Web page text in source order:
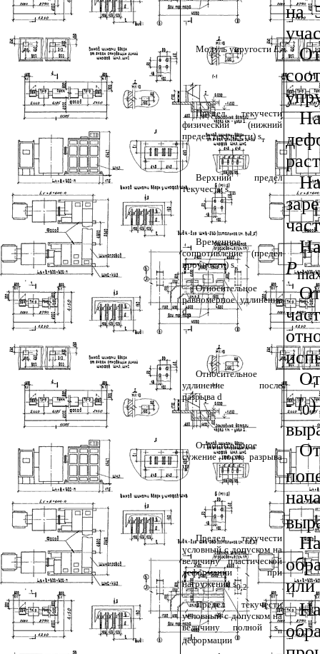
на
Модуль упругостиЕ
Предел текучести
физический (нижний
предел текучести) sт
Верхний предел
текучестиsтв
Временное
сопротивление (предел
прочности) sв
Р
Относительное
равномерное удлинение
dр
Относительное
удлинение после
разрыва d
-l0)
Относительное
сужение после разрыва
Ψ
Предел текучести
условный с допуском на
величину пластической
деформации при
нагружении s0,2
или
Предел текучести
условный с допуском на
величину полнойsп
деформации